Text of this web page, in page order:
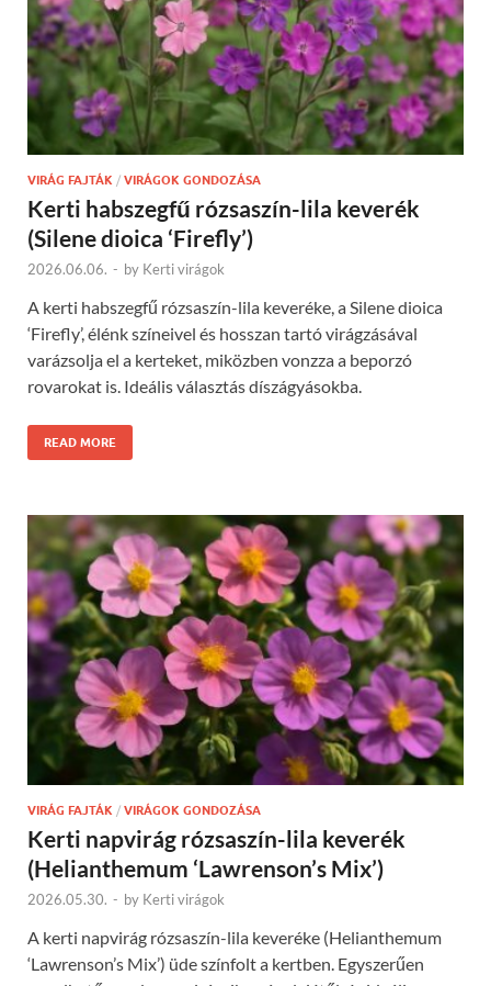
VIRÁG FAJTÁK / VIRÁGOK GONDOZÁSA
Kerti habszegfű rózsaszín-lila keverék
(Silene dioica ‘Firefly’)
2026.06.06. - by Kerti virágok
A kerti habszegfű rózsaszín-lila keveréke, a Silene dioica
‘Firefly’, élénk színeivel és hosszan tartó virágzásával
varázsolja el a kerteket, miközben vonzza a beporzó
rovarokat is. Ideális választás díszágyásokba.
READ MORE
VIRÁG FAJTÁK / VIRÁGOK GONDOZÁSA
Kerti napvirág rózsaszín-lila keverék
(Helianthemum ‘Lawrenson’s Mix’)
2026.05.30. - by Kerti virágok
A kerti napvirág rózsaszín-lila keveréke (Helianthemum
‘Lawrenson’s Mix’) üde színfolt a kertben. Egyszerűen